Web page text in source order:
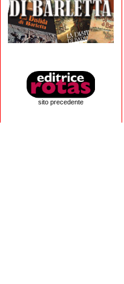
sito precedente